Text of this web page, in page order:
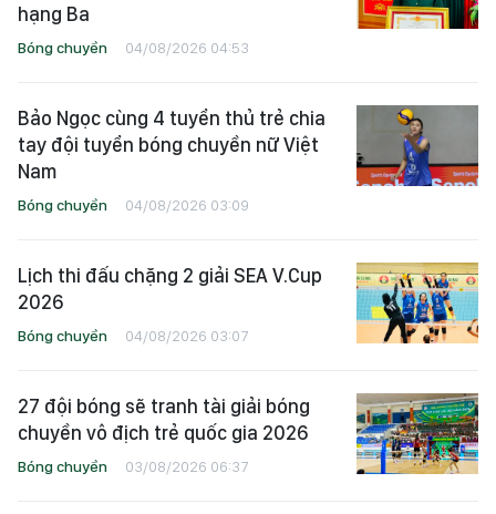
hạng Ba
Bóng chuyền 04/08/2026 04:53
Bảo Ngọc cùng 4 tuyển thủ trẻ chia
tay đội tuyển bóng chuyền nữ Việt
Nam
Bóng chuyền 04/08/2026 03:09
Lịch thi đấu chặng 2 giải SEA V.Cup
2026
Bóng chuyền 04/08/2026 03:07
27 đội bóng sẽ tranh tài giải bóng
chuyền vô địch trẻ quốc gia 2026
Bóng chuyền 03/08/2026 06:37